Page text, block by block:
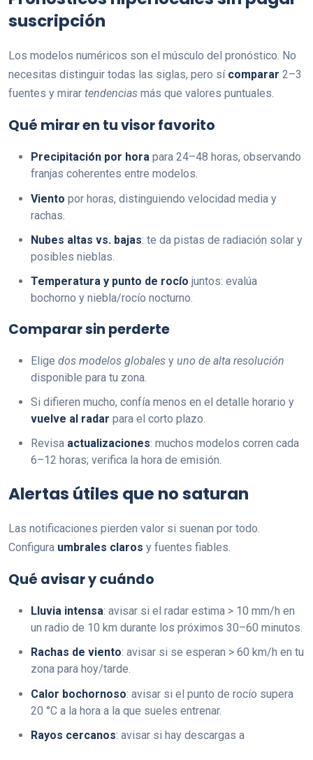
suscripción
Los modelos numéricos son el músculo del pronóstico. No
necesitas distinguir todas las siglas, pero sí comparar 2–3
fuentes y mirar tendencias más que valores puntuales.
Qué mirar en tu visor favorito
Precipitación por hora para 24–48 horas, observando
franjas coherentes entre modelos.
Viento por horas, distinguiendo velocidad media y
rachas.
Nubes altas vs. bajas: te da pistas de radiación solar y
posibles nieblas.
Temperatura y punto de rocío juntos: evalúa
bochorno y niebla/rocío nocturno.
Comparar sin perderte
Elige dos modelos globales y uno de alta resolución
disponible para tu zona.
Si difieren mucho, confía menos en el detalle horario y
vuelve al radar para el corto plazo.
Revisa actualizaciones: muchos modelos corren cada
6–12 horas; verifica la hora de emisión.
Alertas útiles que no saturan
Las notificaciones pierden valor si suenan por todo.
Configura umbrales claros y fuentes fiables.
Qué avisar y cuándo
Lluvia intensa: avisar si el radar estima > 10 mm/h en
un radio de 10 km durante los próximos 30–60 minutos.
Rachas de viento: avisar si se esperan > 60 km/h en tu
zona para hoy/tarde.
Calor bochornoso: avisar si el punto de rocío supera
20 °C a la hora a la que sueles entrenar.
Rayos cercanos: avisar si hay descargas a